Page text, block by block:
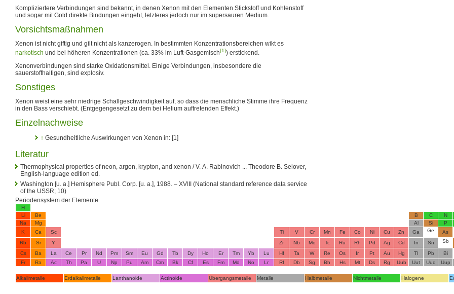
Kompliziertere Verbindungen sind bekannt, in denen Xenon mit den Elementen Stickstoff und Kohlenstoff
und sogar mit Gold direkte Bindungen eingeht, letzteres jedoch nur im supersauren Medium.
Vorsichtsmaßnahmen
Xenon ist nicht giftig und gilt nicht als kanzerogen. In bestimmten Konzentrationsbereichen wikt es
narkotisch und bei höheren Konzentrationen (ca. 33% im Luft-Gasgemisch[1]) erstickend.
Xenonverbindungen sind starke Oxidationsmittel. Einige Verbindungen, insbesondere die
sauerstoffhaltigen, sind explosiv.
Sonstiges
Xenon weist eine sehr niedrige Schallgeschwindigkeit auf, so dass die menschliche Stimme ihre Frequenz
in den Bass verschiebt. (Entgegengesetzt zu dem bei Helium auftretenden Effekt.)
Einzelnachweise
↑ Gesundheitliche Auswirkungen von Xenon in: [1]
Literatur
Thermophysical properties of neon, argon, krypton, and xenon / V. A. Rabinovich ... Theodore B. Selover,
English-language edition ed.
Washington [u. a.] Hemisphere Publ. Corp. [u. a.], 1988. – XVIII (National standard reference data service
of the USSR; 10)
Periodensystem der Elemente
H
Li
Be B C N
Na
Mg Al Si P
K
Ca Sc Ti V Cr Mn Fe Co Ni Cu Zn Ga Ge As
Rb
Sr Y Zr Nb Mo Tc Ru Rh Pd Ag Cd In Sn Sb
Cs
Ba La Ce Pr Nd Pm Sm Eu Gd Tb Dy Ho Er Tm Yb Lu Hf Ta W Re Os Ir Pt Au Hg Tl Pb Bi
Fr
Ra Ac Th Pa U Np Pu Am Cm Bk Cf Es Fm Md No Lr Rf Db Sg Bh Hs Mt Ds Rg Uub Uut Uuq Uup
Alkalimetalle Erdalkalimetalle Lanthanoide Actinoide Übergangsmetalle Metalle Halbmetalle Nichtmetalle Halogene